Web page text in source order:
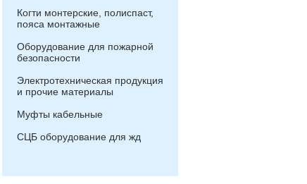
Когти монтерские, полиспаст,
пояса монтажные
Оборудование для пожарной
безопасности
Электротехническая продукция
и прочие материалы
Муфты кабельные
СЦБ оборудование для жд